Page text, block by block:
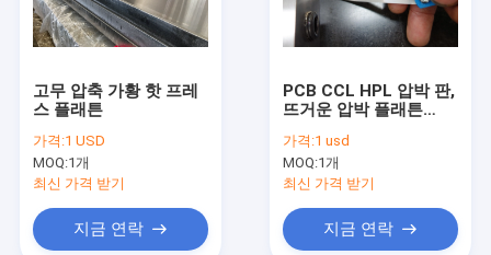
고무 압축 가황 핫 프레
스 플래튼
가격:1 USD
MOQ:1개
최신 가격 받기
지금 연락
PCB CCL HPL 압박 판,
뜨거운 압박 플래튼
가격:1 usd
MOQ:1개
최신 가격 받기
지금 연락